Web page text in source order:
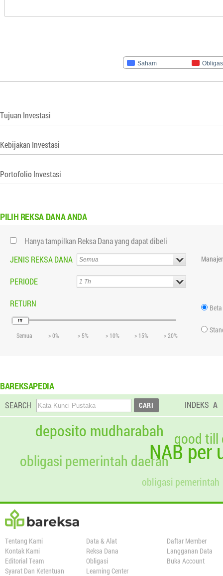
Saham
Tujuan Investasi
Kebijakan Investasi
Portofolio Investasi
PILIH REKSA DANA ANDA
Hanya tampilkan Reksa Dana yang dapat dibeli
JENIS REKSA DANA
PERIODE
RETURN
Semua > 0% > 5% > 10% > 15% > 20%
Beta
BAREKSAPEDIA
SEARCH INDEKS A
NAB per
deposito mudharabah
obligasi pemerintah
obligasi pemerintah daerah
good till
Tentang Kami
Kontak Kami
Editorial Team
Syarat Dan Ketentuan
Data & Alat
Reksa Dana
Obligasi
Learning Center
Daftar Member
Langganan Data
Buka Account